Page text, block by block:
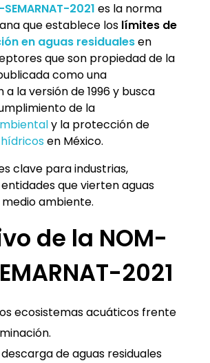
2021 es la norma
que establece los límites de
en aguas residualesen
que son propiedad de la
como una
la versión de 1996 y busca
de la
y la protección de
en México.
clave para industrias,
que vierten aguas
ambiente.
de la NOM-
2021
ecosistemas acuáticos frente
de aguas residuales